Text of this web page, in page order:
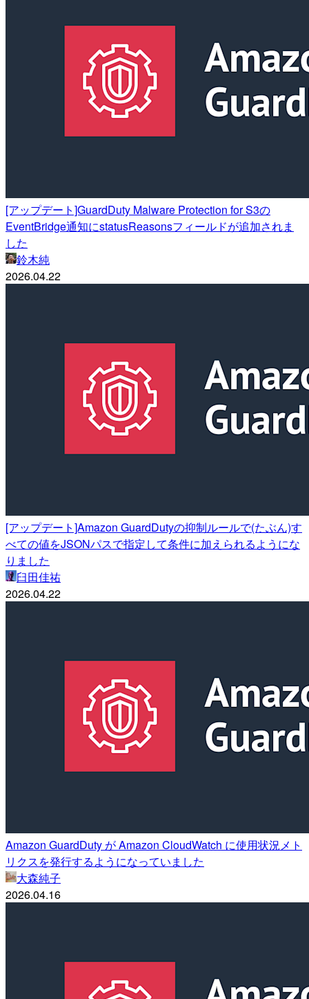
[アップデート]GuardDuty Malware Protection for S3の
EventBridge通知にstatusReasonsフィールドが追加されま
した
鈴木純
2026.04.22
[アップデート]Amazon GuardDutyの抑制ルールで(たぶん)す
べての値をJSONパスで指定して条件に加えられるようにな
りました
臼田佳祐
2026.04.22
Amazon GuardDuty が Amazon CloudWatch に使用状況メト
リクスを発行するようになっていました
大森純子
2026.04.16